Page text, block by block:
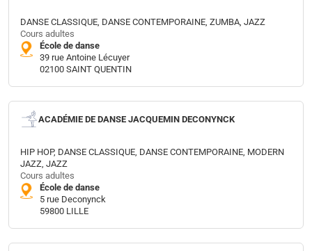
DANSE CLASSIQUE, DANSE CONTEMPORAINE, ZUMBA, JAZZ
Cours adultes
École de danse
39 rue Antoine Lécuyer
02100 SAINT QUENTIN
ACADÉMIE DE DANSE JACQUEMIN DECONYNCK
HIP HOP, DANSE CLASSIQUE, DANSE CONTEMPORAINE, MODERN
JAZZ, JAZZ
Cours adultes
École de danse
5 rue Deconynck
59800 LILLE